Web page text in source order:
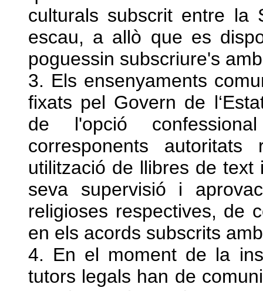
culturals subscrit entre la
escau, a allò que es
poguessin subscriure's
3. Els ensenyaments
fixats pel Govern de
de l'opció
corresponents
utilització de llibres de
seva supervisió i
religioses respectives, de
en els acords subscrits
4. En el moment de la
tutors legals han de